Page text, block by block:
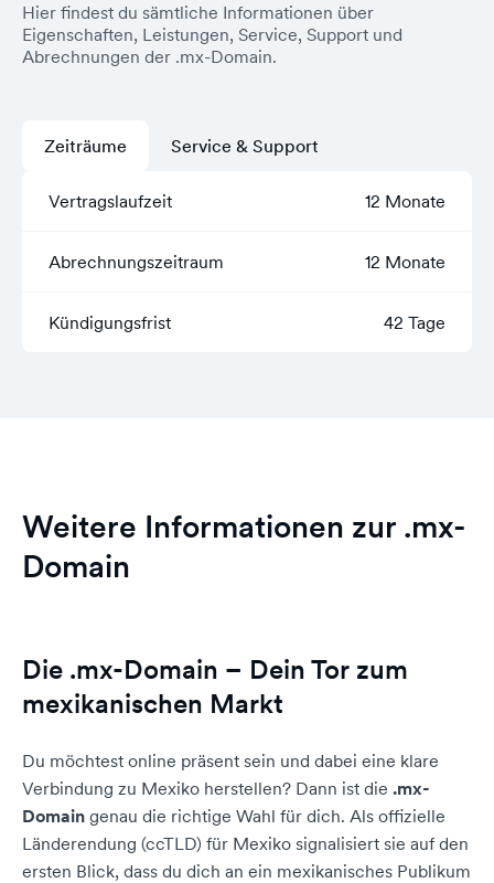
Hier findest du sämtliche Informationen über
Eigenschaften, Leistungen, Service, Support und
Abrechnungen der .mx-Domain.
Zeiträume
Vertragslaufzeit 12 Monate
Abrechnungszeitraum 12 Monate
Kündigungsfrist 42 Tage
Service & Support
Weitere Informationen zur .mx-
Domain
Die .mx-Domain – Dein Tor zum
mexikanischen Markt
Du möchtest online präsent sein und dabei eine klare
Verbindung zu Mexiko herstellen? Dann ist die .mx-
Domain genau die richtige Wahl für dich. Als offizielle
Länderendung (ccTLD) für Mexiko signalisiert sie auf den
ersten Blick, dass du dich an ein mexikanisches Publikum